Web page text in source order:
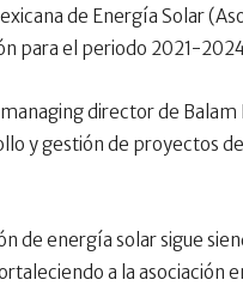
de Energía Solar
para el periodo 2021-
director de Balam
y gestión de proyectos
de energía solar sigue
a la asociación